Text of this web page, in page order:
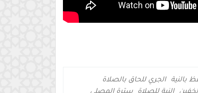
بالنية
الجري للحاق بالصلاة